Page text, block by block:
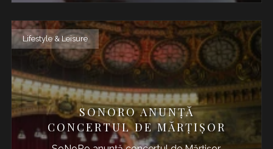
Lifestyle & Leisure
SONORO ANUNŢĂ
CONCERTUL DE MĂRŢIŞOR